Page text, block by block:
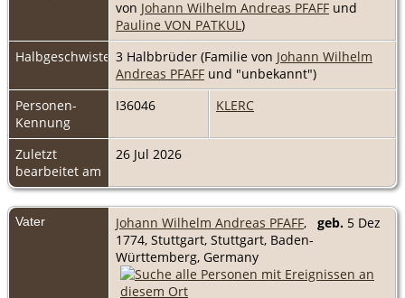
von Johann Wilhelm Andreas PFAFF und
Pauline VON PATKUL )
Halbgeschwister 3 Halbbrüder (Familie von Johann Wilhelm
Andreas PFAFF und "unbekannt")
Personen-
Kennung
I36046 KLERC
Zuletzt
bearbeitet am
26 Jul 2026
Vater Johann Wilhelm Andreas PFAFF, geb. 5 Dez
1774, Stuttgart, Stuttgart, Baden-
Württemberg, Germany